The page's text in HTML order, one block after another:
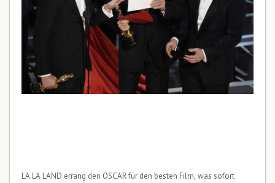
LA LA LAND errang den OSCAR für den besten Film, was sofort